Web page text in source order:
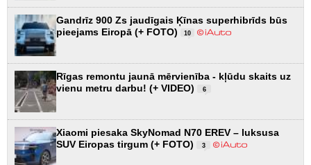
Gandrīz 900 Zs jaudīgais Ķīnas superhibrīds būs
pieejams Eiropā (+ FOTO)
10
Rīgas remontu jaunā mērvienība - kļūdu skaits uz
vienu metru darbu! (+ VIDEO)
6
Xiaomi piesaka SkyNomad N70 EREV – luksusa
SUV Eiropas tirgum (+ FOTO)
3